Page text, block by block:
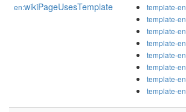
en:wikiPageUsesTemplate template-en
template-en
template-en
template-en
template-en
template-en
template-en
template-en